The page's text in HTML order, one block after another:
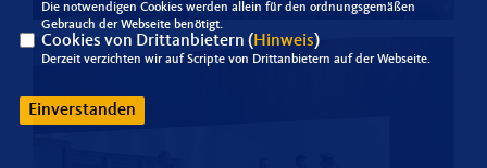
Die notwendigen Cookies werden allein für den ordnungsgemäßen
Gebrauch der Webseite benötigt.
Cookies von Drittanbietern (Hinweis)
Derzeit verzichten wir auf Scripte von Drittanbietern auf der Webseite.
Einverstanden